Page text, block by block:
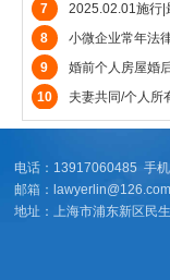
7
2025.02.01施行|最高人
8
小微企业常年法
9
婚前个人房屋婚
10
夫妻共同/个人所
电话：13917060485 手
邮箱：lawyerlin@126.com
地址：上海市浦东新区民